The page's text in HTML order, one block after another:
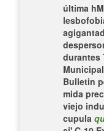
última
durantes
Bulletin
mida
viejo
cupula